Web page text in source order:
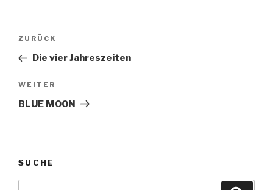
Beitrags-
Vorheriger
Beitrag
ZURÜCK
Die vier Jahreszeiten
Nächster
Beitrag
WEITER
BLUE MOON
SUCHE